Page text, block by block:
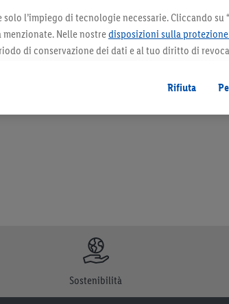
qui reclamizzati, soprattutto quelli non-food, non fanno
Sostenibilità
l’impiego di tecnologie necessarie. Cliccando su
Nelle nostredisposizioni sulla
di conservazione dei dati e al tuo diritto di
Rifiuta